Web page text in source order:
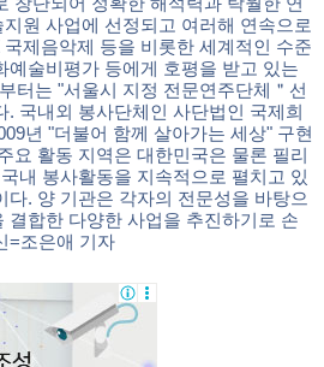
원 사업에 선정되고 여러해 연속으로
제음악제 등을 비롯한 세계적인 수준
예술비평가 등에게 호평을 받고 있는
터는 "서울시 지정 전문연주단체＂선
. 국내외 봉사단체인 사단법인 국제희
년 "더불어 함께 살아가는 세상" 구현
요 활동 지역은 대한민국은 물론 필리
내 봉사활동을 지속적으로 펼치고 있
다. 양 기관은 각자의 전문성을 바탕으
결합한 다양한 사업을 추진하기로 손
=조은애 기자